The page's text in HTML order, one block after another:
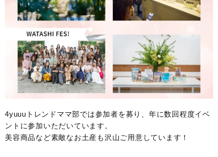
4yuuuトレンドママ部では参加者を募り、年に数回程度イベ
ントに参加いただいています。
美容商品など素敵なお土産も沢山ご用意しています！